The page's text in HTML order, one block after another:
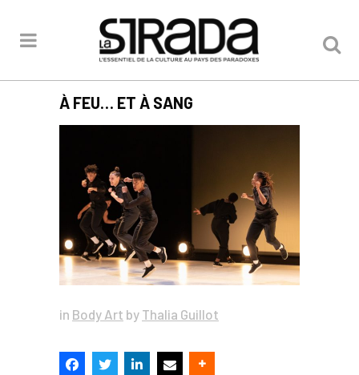
À FEU… ET À SANG
in Body Art by Thalia Guillot